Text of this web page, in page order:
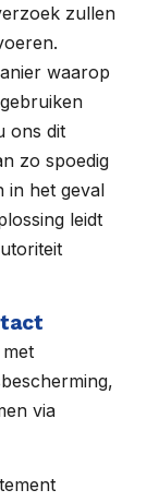
zullen
waarop
ons dit
zo spoedig
in het geval
leidt
via